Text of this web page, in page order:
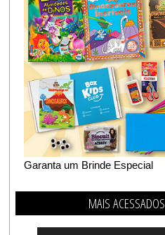
Garanta um Brinde Especial
MAIS ACESSADOS